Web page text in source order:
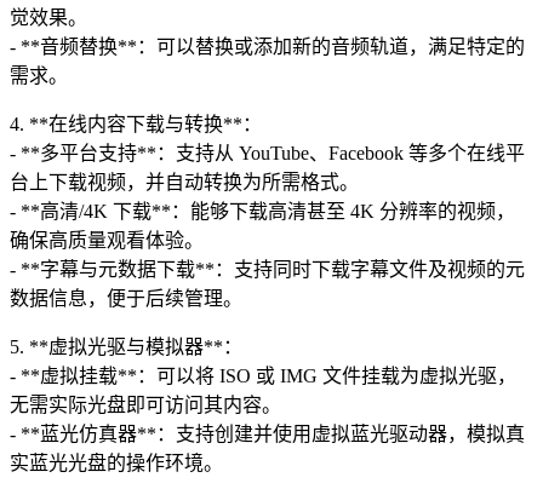
觉效果。
- **音频替换**：可以替换或添加新的音频轨道，满足特定的
需求。
4. **在线内容下载与转换**：
- **多平台支持**：支持从 YouTube、Facebook 等多个在线平
台上下载视频，并自动转换为所需格式。
- **高清/4K 下载**：能够下载高清甚至 4K 分辨率的视频，
确保高质量观看体验。
- **字幕与元数据下载**：支持同时下载字幕文件及视频的元
数据信息，便于后续管理。
5. **虚拟光驱与模拟器**：
- **虚拟挂载**：可以将 ISO 或 IMG 文件挂载为虚拟光驱，
无需实际光盘即可访问其内容。
- **蓝光仿真器**：支持创建并使用虚拟蓝光驱动器，模拟真
实蓝光光盘的操作环境。